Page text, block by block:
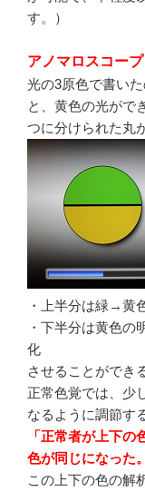
す。）
アノマロスコープ
光の3原色で書い
と、黄色の光がで
つに分けられた丸
・上半分は緑→黄
・下半分は黄色の
化
させることができ
正常色覚では、少
なるように調節す
「正常者が上下の
色が同じになった
この上下の色の解